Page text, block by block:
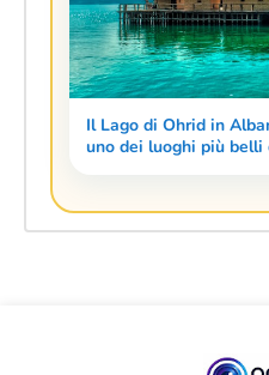
Il Lago di Ohrid in
uno dei luoghi più belli